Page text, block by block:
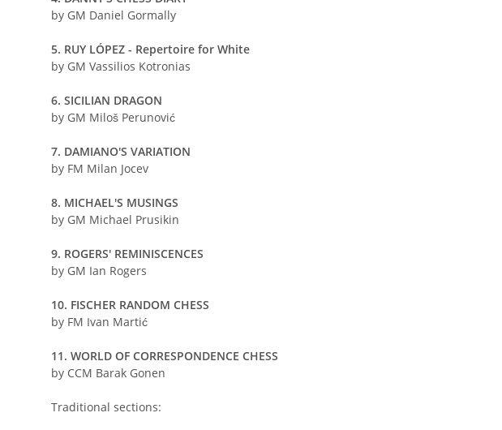
by GM Daniel Gormally
5. RUY LÓPEZ - Repertoire for White
by GM Vassilios Kotronias
6. SICILIAN DRAGON
by GM Miloš Perunović
7. DAMIANO'S VARIATION
by FM Milan Jocev
8. MICHAEL'S MUSINGS
by GM Michael Prusikin
9. ROGERS' REMINISCENCES
by GM Ian Rogers
10. FISCHER RANDOM CHESS
by FM Ivan Martić
11. WORLD OF CORRESPONDENCE CHESS
by CCM Barak Gonen
Traditional sections: